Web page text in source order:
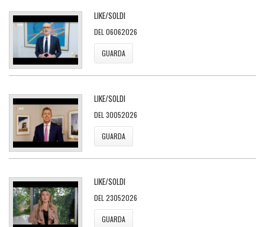
LIKE/SOLDI
DEL 06062026
GUARDA
LIKE/SOLDI
DEL 30052026
GUARDA
LIKE/SOLDI
DEL 23052026
GUARDA